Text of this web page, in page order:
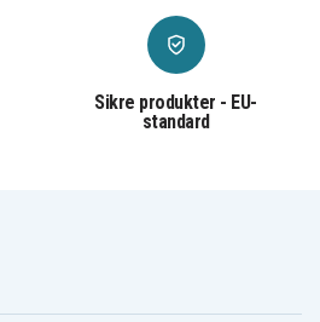
Sikre produkter - EU-
standard